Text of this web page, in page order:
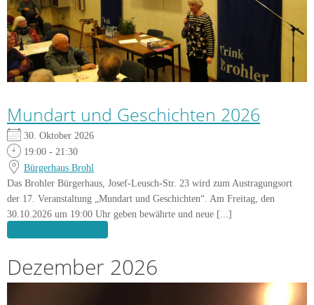
Mundart und Geschichten 2026
30. Oktober 2026
19:00 - 21:30
Bürgerhaus Brohl
Das Brohler Bürgerhaus, Josef-Leusch-Str. 23 wird zum Austragungsort
der 17. Veranstaltung „Mundart und Geschichten“. Am Freitag, den
30.10.2026 um 19:00 Uhr geben bewährte und neue [...]
Dezember 2026